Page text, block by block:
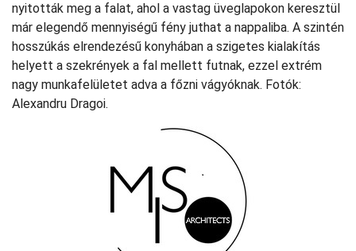
nyitották meg a falat, ahol a vastag üveglapokon keresztül
már elegendő mennyiségű fény juthat a nappaliba. A szintén
hosszúkás elrendezésű konyhában a szigetes kialakítás
helyett a szekrények a fal mellett futnak, ezzel extrém
nagy munkafelületet adva a főzni vágyóknak. Fotók:
Alexandru Dragoi.